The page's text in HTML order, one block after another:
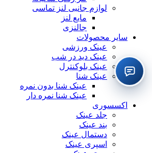
لوازم جانبی لنز تماسی
مایع لنز
جالنزی
سایر محصولات
عینک ورزشی
عینک دید در شب
عینک بلوکنترل
عینک شنا
عینک شنا بدون نمره
عینک شنا نمره دار
اکسسوری
جلد عینک
بند عینک
دستمال عینک
اسپری عینک